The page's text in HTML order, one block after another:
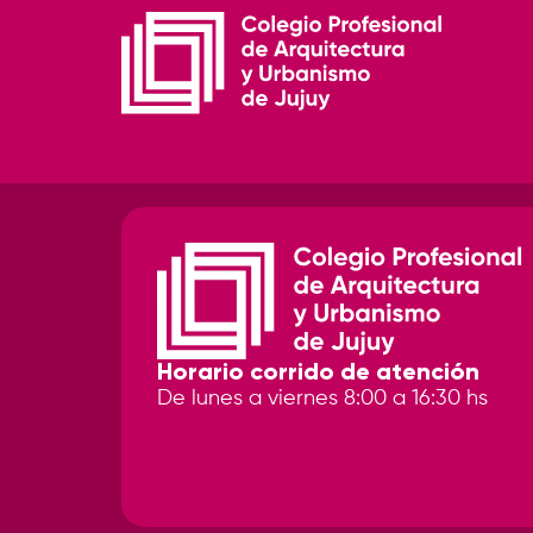
Horario corrido de atención
De lunes a viernes 8:00 a 16:30 hs